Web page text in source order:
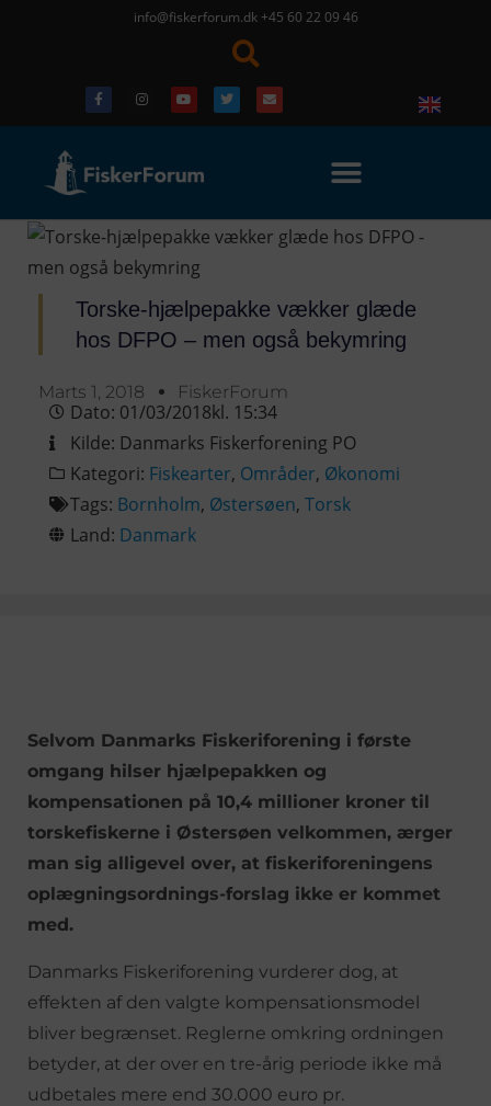
info@fiskerforum.dk +45 60 22 09 46
Torske-hjælpepakke vækker glæde
hos DFPO – men også bekymring
Marts 1, 2018 FiskerForum
Dato: 01/03/2018kl. 15:34
Kilde: Danmarks Fiskerforening PO
Kategori: Fiskearter, Områder, Økonomi
Tags: Bornholm, Østersøen, Torsk
Land: Danmark
Selvom Danmarks Fiskeriforening i første
omgang hilser hjælpepakken og
kompensationen på 10,4 millioner kroner til
torskefiskerne i Østersøen velkommen, ærger
man sig alligevel over, at fiskeriforeningens
oplægningsordnings-forslag ikke er kommet
med.
Danmarks Fiskeriforening vurderer dog, at
effekten af den valgte kompensationsmodel
bliver begrænset. Reglerne omkring ordningen
betyder, at der over en tre-årig periode ikke må
udbetales mere end 30.000 euro pr.